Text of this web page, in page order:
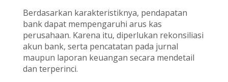
Berdasarkan karakteristiknya, pendapatan
bank dapat mempengaruhi arus kas
perusahaan. Karena itu, diperlukan rekonsiliasi
akun bank, serta pencatatan pada jurnal
maupun laporan keuangan secara mendetail
dan terperinci.